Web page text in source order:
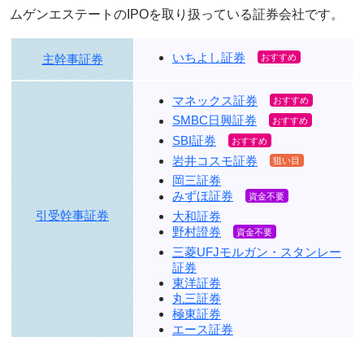
ムゲンエステートのIPOを取り扱っている証券会社です。
主幹事証券 いちよし証券
引受幹事証券
マネックス証券
SMBC日興証券
SBI証券
岩井コスモ証券
岡三証券
みずほ証券
大和証券
野村證券
三菱UFJモルガン・スタンレー
証券
東洋証券
丸三証券
極東証券
エース証券